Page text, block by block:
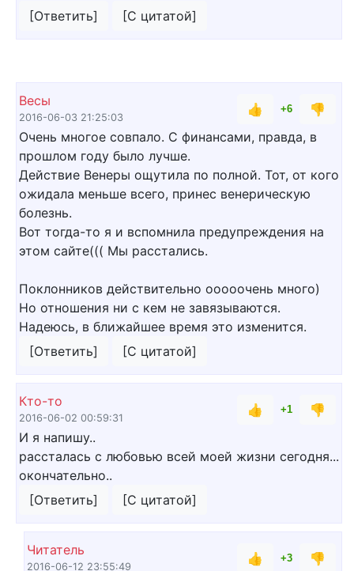
[Ответить]
[С цитатой]
Весы
2016-06-03 21:25:03
👍 +6
👎
Очень многое совпало. С финансами, правда, в
прошлом году было лучше.
Действие Венеры ощутила по полной. Тот, от кого
ожидала меньше всего, принес венерическую
болезнь.
Вот тогда-то я и вспомнила предупреждения на
этом сайте((( Мы расстались.
Поклонников действительно ооооочень много)
Но отношения ни с кем не завязываются.
Надеюсь, в ближайшее время это изменится.
[Ответить]
[С цитатой]
Кто-то
2016-06-02 00:59:31
👍 +1
👎
И я напишу..
рассталась с любовью всей моей жизни сегодня...
окончательно..
[Ответить]
[С цитатой]
Читатель
2016-06-12 23:55:49
👍 +3
👎